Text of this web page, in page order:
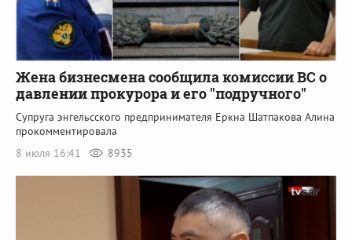
Жена бизнесмена сообщила комиссии ВС о
давлении прокурора и его "подручного"
Супруга энгельсского предпринимателя Еркна Шатпакова Алина
прокомментировала
8 июля 16:41
8935